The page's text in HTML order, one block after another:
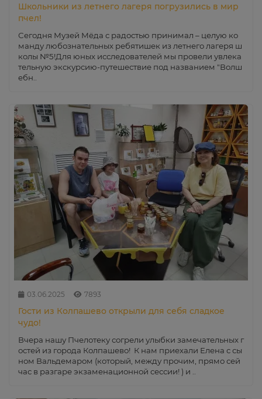
Школьники из летнего лагеря погрузились в мир
пчел!
Сегодня Музей Мёда с радостью принимал – целую ко
манду любознательных ребятишек из летнего лагеря ш
колы №5!Для юных исследователей мы провели увлека
тельную экскурсию-путешествие под названием "Волш
ебн..
03.06.2025 7893
Гости из Колпашево открыли для себя сладкое
чудо!
Вчера нашу Пчелотеку согрели улыбки замечательных г
остей из города Колпашево! К нам приехали Елена с сы
ном Вальдемаром (который, между прочим, прямо сей
час в разгаре экзаменационной сессии! ) и ..